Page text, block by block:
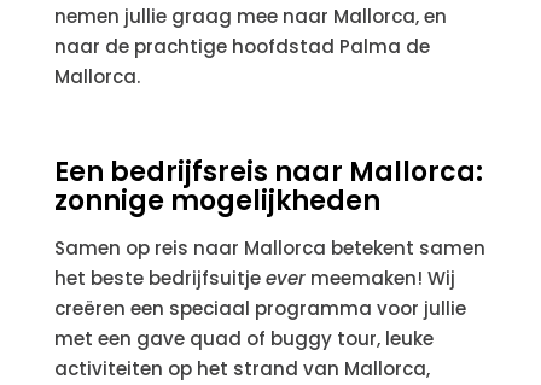
nemen jullie graag mee naar Mallorca, en
naar de prachtige hoofdstad Palma de
Mallorca.
Een bedrijfsreis naar Mallorca:
zonnige mogelijkheden
Samen op reis naar Mallorca betekent samen
het beste bedrijfsuitjeevermeemaken! Wij
creëren een speciaal programma voor jullie
met een gave quad of buggy tour, leuke
activiteiten op het strand van Mallorca,